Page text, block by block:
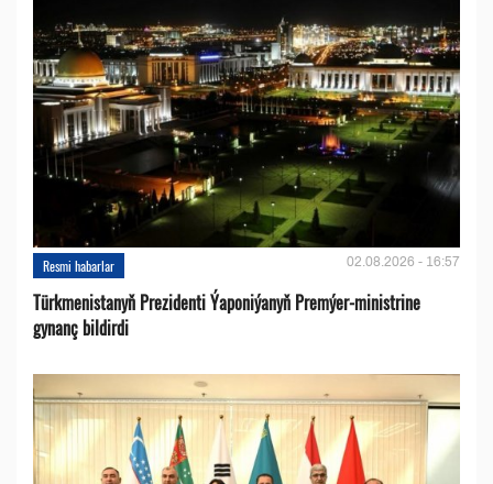
Resmi habarlar 02.08.2026 - 16:57
Türkmenistanyň Prezidenti Ýaponiýanyň Premýer-ministrine
gynanç bildirdi